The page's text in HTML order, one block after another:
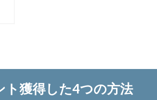
ト獲得した4つの方法